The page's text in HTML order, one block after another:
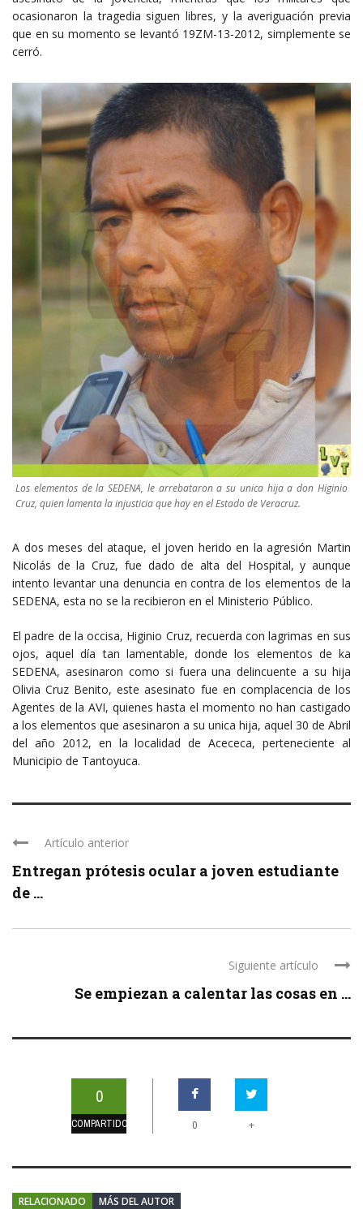
ocasionaron la tragedia siguen libres, y la averiguación previa
que en su momento se levantó 19ZM-13-2012, simplemente se
cerró.
Los elementos de la SEDENA, le arrebataron a su unica hija a don Higinio
Cruz, quien lamenta la injusticia que hay en el Estado de Veracruz.
A dos meses del ataque, el joven herido en la agresión Martin
Nicolás de la Cruz, fue dado de alta del Hospital, y aunque
intento levantar una denuncia en contra de los elementos de la
SEDENA, esta no se la recibieron en el Ministerio Público.
El padre de la occisa, Higinio Cruz, recuerda con lagrimas en sus
ojos, aquel día tan lamentable, donde los elementos de ka
SEDENA, asesinaron como si fuera una delincuente a su hija
Olivia Cruz Benito, este asesinato fue en complacencia de los
Agentes de la AVI, quienes hasta el momento no han castigado
a los elementos que asesinaron a su unica hija, aquel 30 de Abril
del año 2012, en la localidad de Acececa, perteneciente al
Municipio de Tantoyuca.
Artículo anterior
Entregan prótesis ocular a joven estudiante
de ...
Siguiente artículo
Se empiezan a calentar las cosas en ...
0
COMPARTIDOS 0 +
RELACIONADO MÁS DEL AUTOR